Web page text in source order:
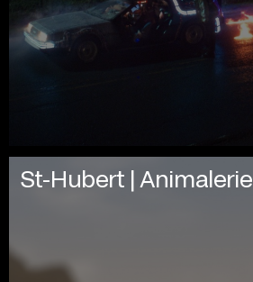
St-Hubert | Animalerie